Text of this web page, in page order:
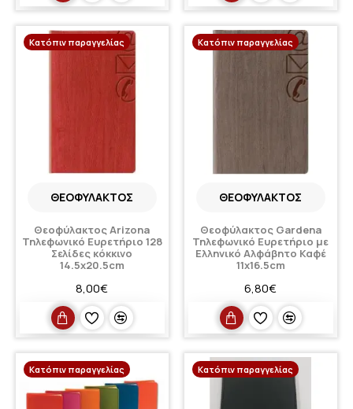
Κατόπιν παραγγελίας
ΘΕΟΦΎΛΑΚΤΟΣ
Θεοφύλακτος Arizona
Τηλεφωνικό Ευρετήριο 128
Σελίδες κόκκινο
14.5x20.5cm
8,00€
Κατόπιν παραγγελίας
ΘΕΟΦΎΛΑΚΤΟΣ
Θεοφύλακτος Gardena
Τηλεφωνικό Ευρετήριο με
Ελληνικό Αλφάβητο Καφέ
11x16.5cm
6,80€
Κατόπιν παραγγελίας Κατόπιν παραγγελίας